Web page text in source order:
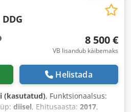
8 500 €
VB lisandub käibemaks
Helistada
(kasutatud), Funktsionaalsus:
diisel, Ehitusaasta: 2017,